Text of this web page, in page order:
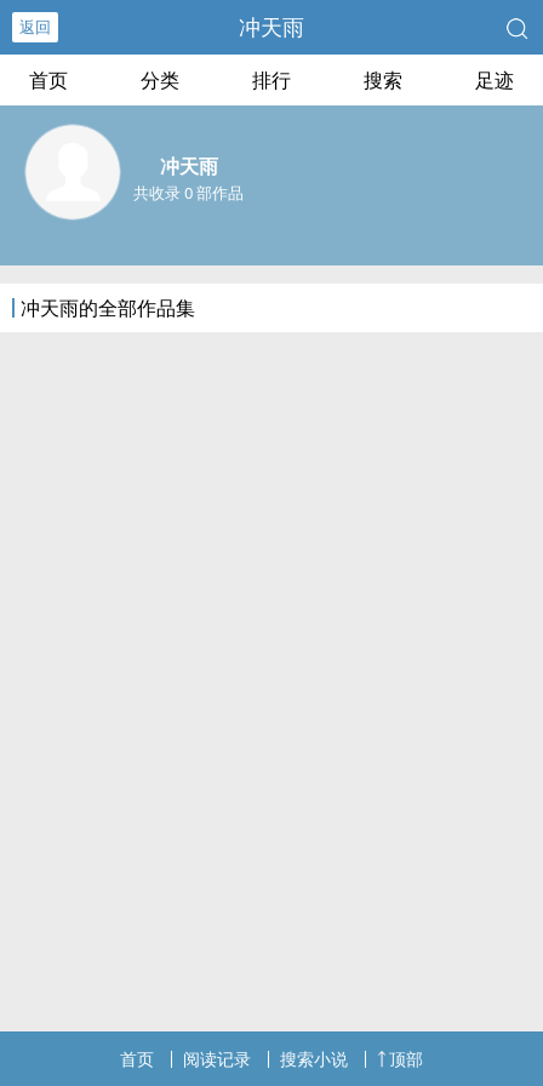
返回 冲天雨
首页 分类 排行 搜索 足迹
冲天雨
共收录 0 部作品
冲天雨的全部作品集
首页 阅读记录 搜索小说 顶部